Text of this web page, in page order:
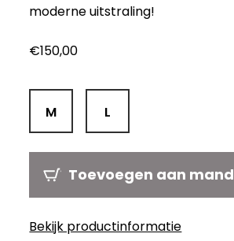
moderne uitstraling!
€150,00
M L
Toevoegen aan mand
Bekijk productinformatie